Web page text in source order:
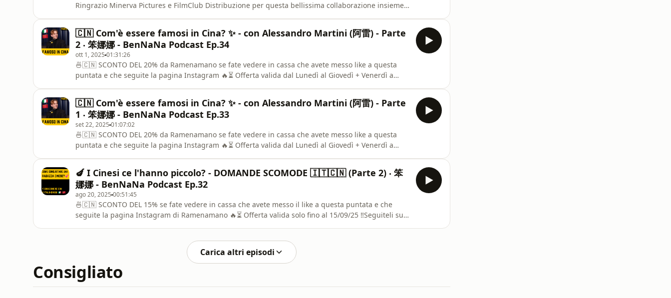
Ringrazio Minerva Pictures e FilmClub Distribuzione per questa bellissima collaborazione insieme
essere venuti come Banana-Ospiti in questa puntata 💛🙋🏻‍♂️ Alessandro Martini (阿雷):- Instagram:
https://www.instagram.com/
🇨🇳 Com'è essere famosi in Cina? ✨ - con Alessandro Martini (阿雷) - Parte
2 ‧ 笨娜娜 - BenNaNa Podcast Ep.34
ott 1, 2025 01:31:26
🍜🇨🇳 SCONTO DEL 20% da Ramenamano se fate vedere in cassa che avete messo like a questa
puntata e che seguite la pagina Instagram 🔥⏳ Offerta valida dal Lunedì al Giovedì + Venerdì a
https://www.instagram.com/ramenamano/- Sito Web: https://www.ramenamano.it/Ringrazio
Ramenamano per aver reso possibile la produzione di questa
🇨🇳 Com'è essere famosi in Cina? ✨ - con Alessandro Martini (阿雷) - Parte
1 ‧ 笨娜娜 - BenNaNa Podcast Ep.33
set 22, 2025 01:07:02
🍜🇨🇳 SCONTO DEL 20% da Ramenamano se fate vedere in cassa che avete messo like a questa
puntata e che seguite la pagina Instagram 🔥⏳ Offerta valida dal Lunedì al Giovedì + Venerdì a
https://www.instagram.com/ramenamano/- Sito Web: https://www.ramenamano.it/Ringrazio
Ramenamano per aver reso possibile la produzione di questa
🍆 I Cinesi ce l'hanno piccolo? - DOMANDE SCOMODE 🇮🇹🇨🇳 (Parte 2) ‧ 笨
娜娜 - BenNaNa Podcast Ep.32
ago 20, 2025 00:51:45
🍜🇨🇳 SCONTO DEL 15% se fate vedere in cassa che avete messo il like a questa puntata e che
seguite la pagina Instagram di Ramenamano 🔥⏳ Offerta valida solo fino al 15/09/25 ‼️Seguiteli su
questa puntata ❤️---Ringrazio i miei fantas
Carica altri episodi
Consigliato